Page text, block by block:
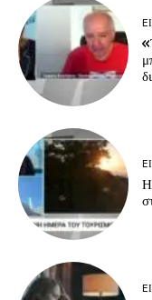
Η